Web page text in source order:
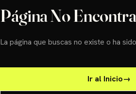
Página No
La página que buscas no existe o ha
Ir al Inicio→